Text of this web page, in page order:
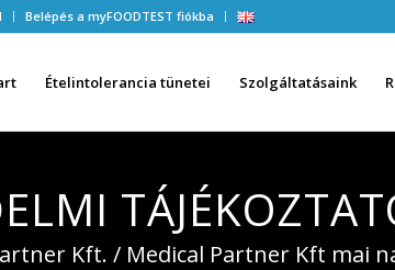
Belépés a myFOODTEST fiókba
Ételintolerancia tünetei Szolgáltatásaink
Kft. / Medical Partner Kft mai